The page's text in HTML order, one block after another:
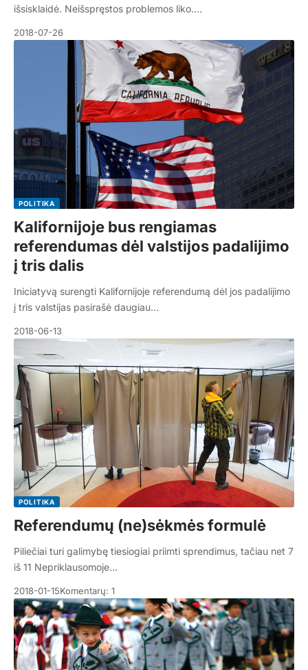
išsisklaidė. Neišspręstos problemos liko.…
2018-07-26
POLITIKA
Kalifornijoje bus rengiamas
referendumas dėl valstijos padalijimo
į tris dalis
Iniciatyvą surengti Kalifornijoje referendumą dėl jos padalijimo
į tris valstijas pasirašė daugiau…
2018-06-13
POLITIKA
Referendumų (ne)sėkmės formulė
Piliečiai turi galimybę tiesiogiai priimti sprendimus, tačiau net 7
iš 11 Nepriklausomoje…
2018-01-15Komentarų: 1